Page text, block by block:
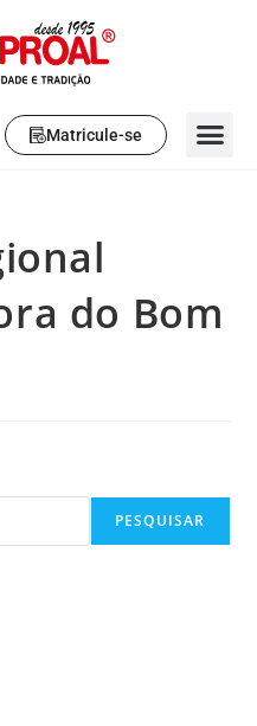
Matricule-se
do Bom
PESQUISAR